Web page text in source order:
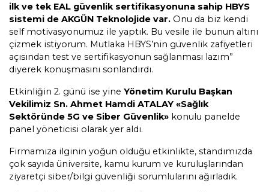
ilk ve tek EAL güvenlik sertifikasyonuna sahip HBYS
sistemi de AKGÜN Teknolojide var. Onu da biz kendi
self motivasyonumuz ile yaptık. Bu vesile ile bunun altını
çizmek istiyorum. Mutlaka HBYS’nin güvenlik zafiyetleri
açısından test ve sertifikasyonun sağlanması lazım”
diyerek konuşmasını sonlandırdı.
Etkinliğin 2. günü ise yine Yönetim Kurulu Başkan
Vekilimiz Sn. Ahmet Hamdi ATALAY «Sağlık
Sektöründe 5G ve Siber Güvenlik» konulu panelde
panel yöneticisi olarak yer aldı.
Firmamıza ilginin yoğun olduğu etkinlikte, standımızda
çok sayıda üniversite, kamu kurum ve kuruluşlarından
ziyaretçi siber/bilgi güvenliği sorumlularını ağırladık.